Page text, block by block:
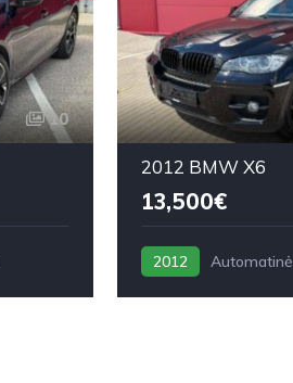
10
2012 BMW X6
13,500€
2012 Automatinė